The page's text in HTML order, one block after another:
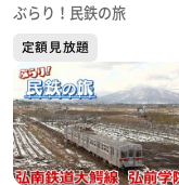
ぶらり！民鉄の旅
定額見放題